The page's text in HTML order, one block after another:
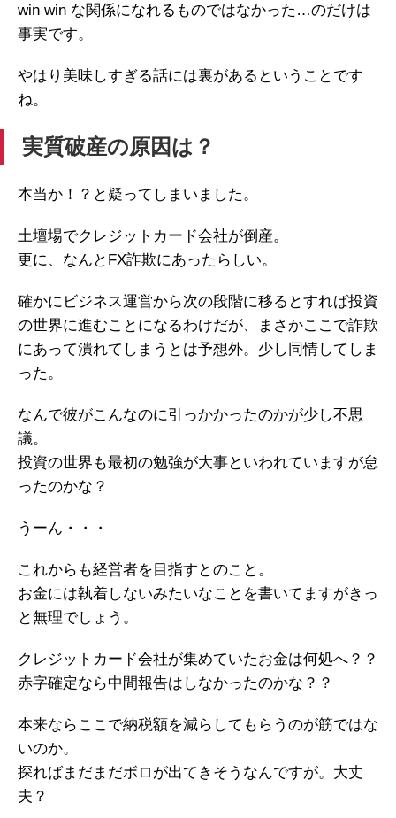
win win な関係になれるものではなかった…のだけは
事実です。
やはり美味しすぎる話には裏があるということです
ね。
実質破産の原因は？
本当か！？と疑ってしまいました。
土壇場でクレジットカード会社が倒産。
更に、なんとFX詐欺にあったらしい。
確かにビジネス運営から次の段階に移るとすれば投資
の世界に進むことになるわけだが、まさかここで詐欺
にあって潰れてしまうとは予想外。少し同情してしま
った。
なんで彼がこんなのに引っかかったのかが少し不思
議。
投資の世界も最初の勉強が大事といわれていますが怠
ったのかな？
うーん・・・
これからも経営者を目指すとのこと。
お金には執着しないみたいなことを書いてますがきっ
と無理でしょう。
クレジットカード会社が集めていたお金は何処へ？？
赤字確定なら中間報告はしなかったのかな？？
本来ならここで納税額を減らしてもらうのが筋ではな
いのか。
探ればまだまだボロが出てきそうなんですが。大丈
夫？